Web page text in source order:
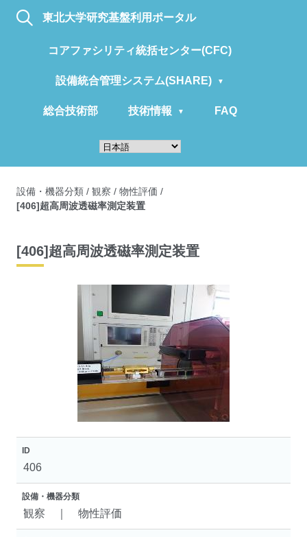
東北大学研究基盤利用ポータル
コアファシリティ統括センター(CFC)
設備統合管理システム(SHARE)
総合技術部 技術情報 FAQ
設備・機器分類 / 観察 / 物性評価 /
[406]超高周波透磁率測定装置
[406]超高周波透磁率測定装置
ID
406
設備・機器分類
観察 ｜ 物性評価